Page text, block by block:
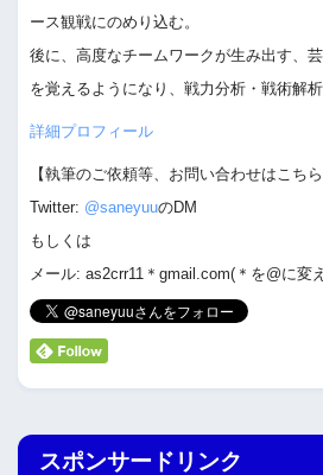
ース観戦にのめり込む。
後に、高度なチームワークが生み出す、
を覚えるようになり、戦力分析・戦術解析
詳細プロフィール
【執筆のご依頼等、お問い合わせはこちら
Twitter: @saneyuuのDM
もしくは
メール: as2crr11＊gmail.com(＊を@に変
スポンサードリンク